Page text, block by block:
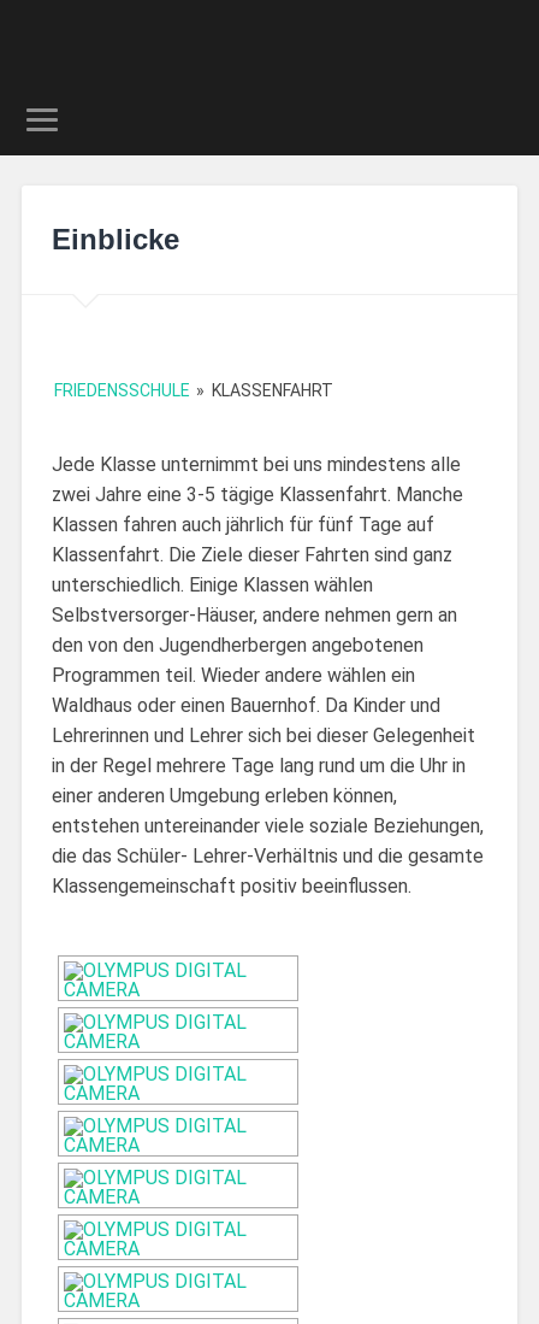
Einblicke
FRIEDENSSCHULE » KLASSENFAHRT
Jede Klasse unternimmt bei uns mindestens alle
zwei Jahre eine 3-5 tägige Klassenfahrt. Manche
Klassen fahren auch jährlich für fünf Tage auf
Klassenfahrt. Die Ziele dieser Fahrten sind ganz
unterschiedlich. Einige Klassen wählen
Selbstversorger-Häuser, andere nehmen gern an
den von den Jugendherbergen angebotenen
Programmen teil. Wieder andere wählen ein
Waldhaus oder einen Bauernhof. Da Kinder und
Lehrerinnen und Lehrer sich bei dieser Gelegenheit
in der Regel mehrere Tage lang rund um die Uhr in
einer anderen Umgebung erleben können,
entstehen untereinander viele soziale Beziehungen,
die das Schüler- Lehrer-Verhältnis und die gesamte
Klassengemeinschaft positiv beeinflussen.